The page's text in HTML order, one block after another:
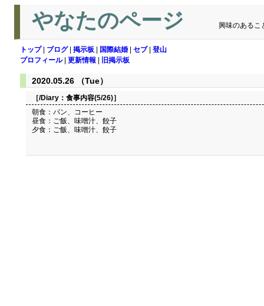
やなたのページ 興味のあるこ
トップ| ブログ| 掲示板 国際結婚 セブ| 登山
プロフィール| 更新情報 旧掲示板
2020.05.26 （Tue）
［/Diary： 食事内容(5/26)］
朝食：パン、コーヒー
昼食：ご飯、味噌汁、餃子
夕食：ご飯、味噌汁、餃子